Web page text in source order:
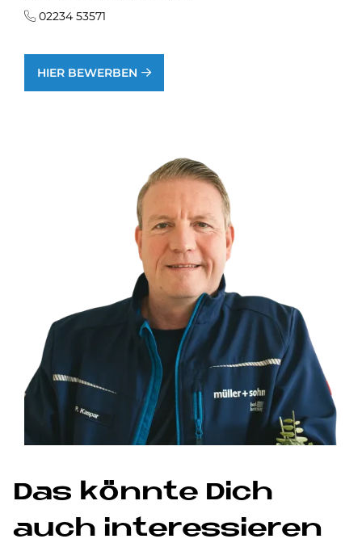
02234 53571
HIER BEWERBEN
Das könn­te Dich
auch in­ter­es­sie­ren